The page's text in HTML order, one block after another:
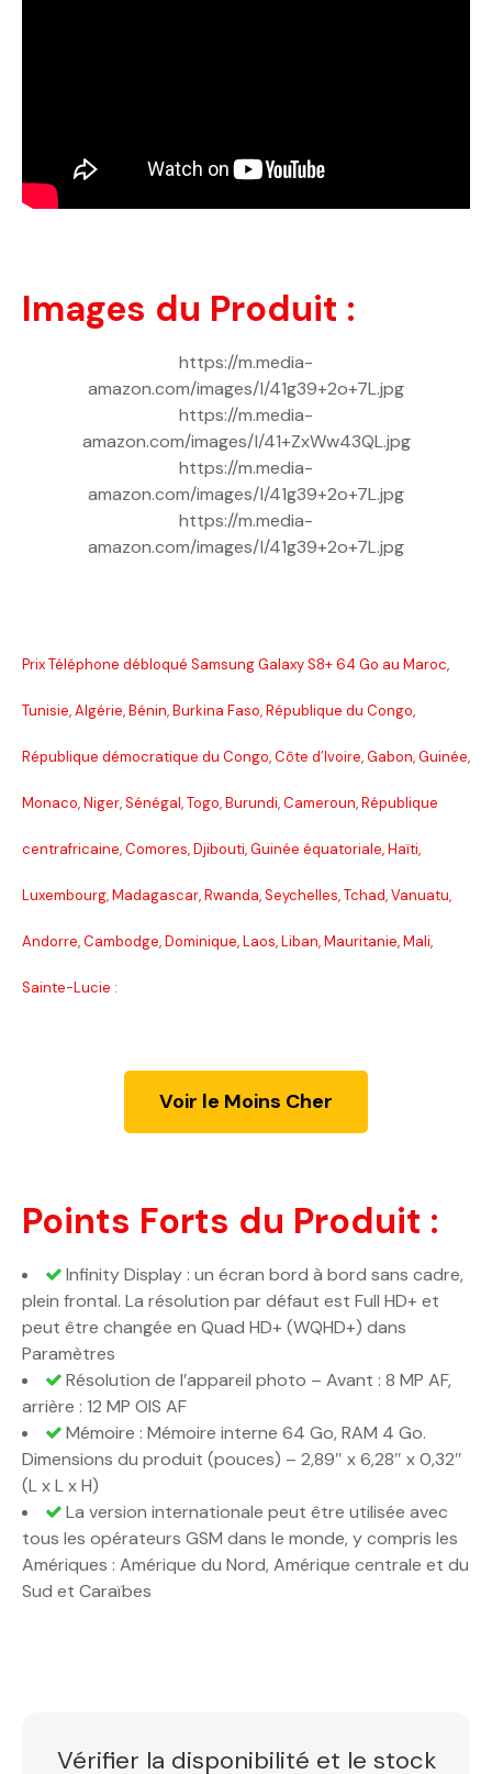
Images du Produit :
https://m.media-
amazon.com/images/I/41g39+2o+7L.jpg
https://m.media-
amazon.com/images/I/41+ZxWw43QL.jpg
https://m.media-
amazon.com/images/I/41g39+2o+7L.jpg
https://m.media-
amazon.com/images/I/41g39+2o+7L.jpg
Prix Téléphone débloqué Samsung Galaxy S8+ 64 Go au Maroc,
Tunisie, Algérie, Bénin, Burkina Faso, République du Congo,
République démocratique du Congo, Côte d’Ivoire, Gabon, Guinée,
Monaco, Niger, Sénégal, Togo, Burundi, Cameroun, République
centrafricaine, Comores, Djibouti, Guinée équatoriale, Haïti,
Luxembourg, Madagascar, Rwanda, Seychelles, Tchad, Vanuatu,
Andorre, Cambodge, Dominique, Laos, Liban, Mauritanie, Mali,
Sainte-Lucie :
Voir le Moins Cher
Points Forts du Produit :
Infinity Display : un écran bord à bord sans cadre,
plein frontal. La résolution par défaut est Full HD+ et
peut être changée en Quad HD+ (WQHD+) dans
Paramètres
Résolution de l’appareil photo – Avant : 8 MP AF,
arrière : 12 MP OIS AF
Mémoire : Mémoire interne 64 Go, RAM 4 Go.
Dimensions du produit (pouces) – 2,89″ x 6,28″ x 0,32″
(L x L x H)
La version internationale peut être utilisée avec
tous les opérateurs GSM dans le monde, y compris les
Amériques : Amérique du Nord, Amérique centrale et du
Sud et Caraïbes
Vérifier la disponibilité et le stock